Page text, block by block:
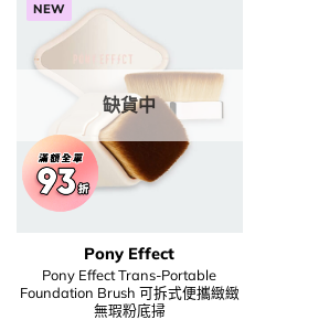
NEW
缺貨中
Pony Effect
Pony Effect Trans-Portable
Foundation Brush 可拆式便攜緻緻
無瑕粉底掃